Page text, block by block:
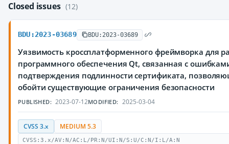
Closed issues (12)
BDU:2023-03689 BDU:2023-03689
Уязвимость кроссплатформенного фреймворка для
программного обеспечения Qt, связанная с
подтверждения подлинности сертификата,
обойти существующие ограничения безопасности
PUBLISHED: 2023-07-12MODIFIED: 2025-03-04
CVSS 3.x MEDIUM 5.3
CVSS:3.x/AV:N/AC:L/PR:N/UI:N/S:U/C:N/I:L/A:N